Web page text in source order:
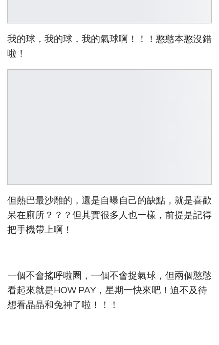
我的球，我的球，我的氣球啊！！！憨憨本憨沒錯
啦！
但熱巴最沙雕的，還是自曝自己的缺點，就是喜歡
呆在廁所？？？但其實很多人也一樣，前提是記得
把手機帶上啊！
一個不會搖呼啦圈，一個不會捉氣球，但兩個憨憨
看起來就是HOW PAY，星期一快來吧！迫不及待
想看晶晶和兔神了啦！！！